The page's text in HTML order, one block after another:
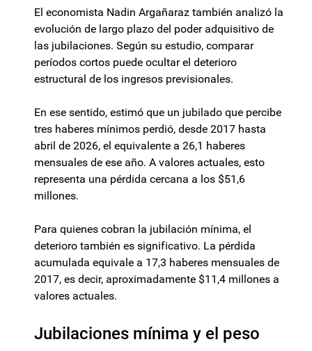
El economista Nadin Argañaraz también analizó la
evolución de largo plazo del poder adquisitivo de
las jubilaciones. Según su estudio, comparar
períodos cortos puede ocultar el deterioro
estructural de los ingresos previsionales.
En ese sentido, estimó que un jubilado que percibe
tres haberes mínimos perdió, desde 2017 hasta
abril de 2026, el equivalente a 26,1 haberes
mensuales de ese año. A valores actuales, esto
representa una pérdida cercana a los $51,6
millones.
Para quienes cobran la jubilación mínima, el
deterioro también es significativo. La pérdida
acumulada equivale a 17,3 haberes mensuales de
2017, es decir, aproximadamente $11,4 millones a
valores actuales.
Jubilaciones mínima y el peso